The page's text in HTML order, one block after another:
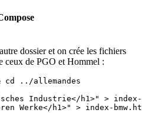
dossier et on crée les fichiers
ceux de PGO et Hommel :
cd
Industrie</h1>"
Werke</h1>" > index-